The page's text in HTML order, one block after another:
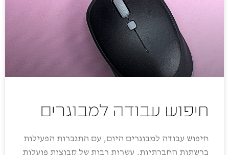
חיפוש עבודה למבוגרים
חיפוש עבודה למבוגרים היום, עם התגברות הפעילות
ברשתות החברתיות, עשרות רבות של קבוצות פועלות